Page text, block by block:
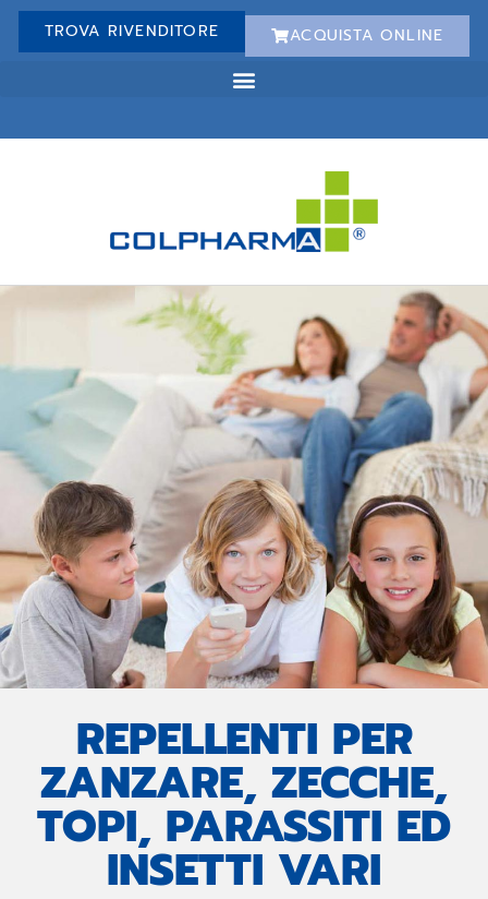
TROVA RIVENDITORE ACQUISTA ONLINE
REPELLENTI PER
ZANZARE, ZECCHE,
TOPI, PARASSITI ED
INSETTI VARI